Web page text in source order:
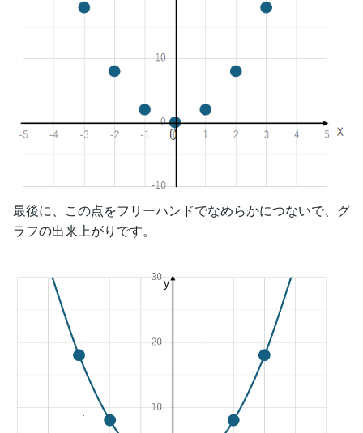
最後に、この点をフリーハンドでなめらかにつないで、グ
ラフの出来上がりです。